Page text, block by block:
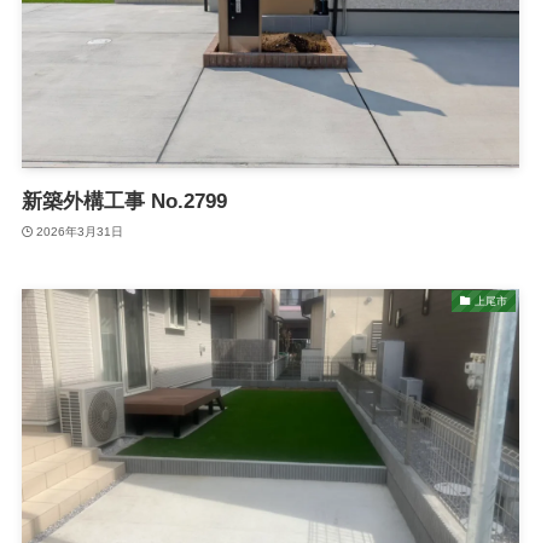
新築外構工事 No.2799
2026年3月31日
上尾市